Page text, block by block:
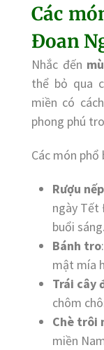
Các
Đoan
Nhắc đến
thể bỏ qua
miền có
phong phú
Các món phổ
Rượu nếp
ngày Tết
buổi sáng.
Bánh tro
mật mía
Trái cây
chôm
Chè trôi
miền